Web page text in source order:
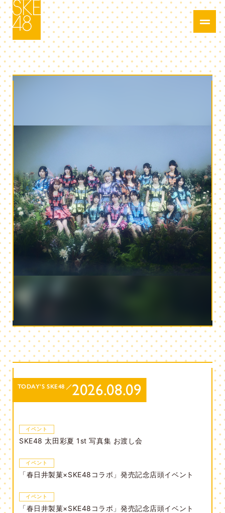
TODAY’S SKE48 2026.08.09
イベント
SKE48 太田彩夏 1st 写真集 お渡し会
イベント
「春日井製菓×SKE48コラボ」発売記念店頭イベント
イベント
「春日井製菓×SKE48コラボ」発売記念店頭イベント